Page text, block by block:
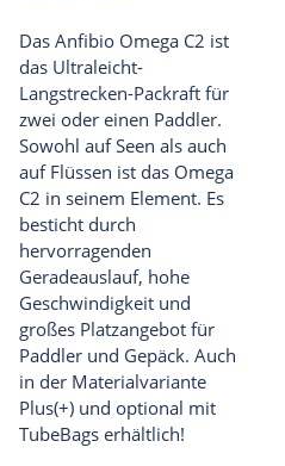
Das Anfibio Omega C2 ist
das Ultraleicht-
Langstrecken-Packraft für
zwei oder einen Paddler.
Sowohl auf Seen als auch
auf Flüssen ist das Omega
C2 in seinem Element. Es
besticht durch
hervorragenden
Geradeauslauf, hohe
Geschwindigkeit und
großes Platzangebot für
Paddler und Gepäck. Auch
in der Materialvariante
Plus(+) und optional mit
TubeBags erhältlich!